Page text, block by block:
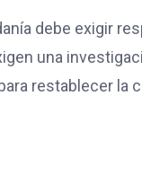
debe exigir
una
restablecer la